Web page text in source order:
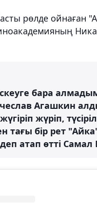
рөлде ойнаған
бара
Агашкин
жүріп,
тағы бір рет
атап өтті Самал